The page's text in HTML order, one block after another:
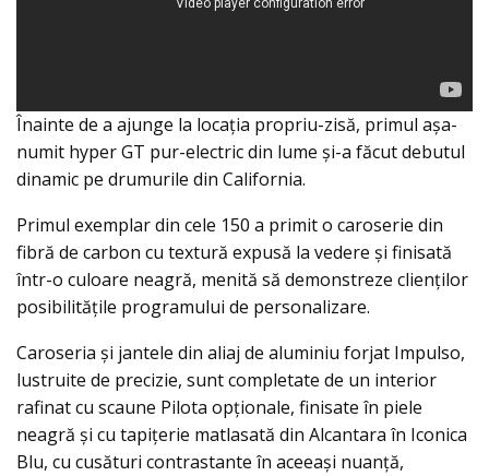
Înainte de a ajunge la locaţia propriu-zisă, primul aşa-
numit hyper GT pur-electric din lume și-a făcut debutul
dinamic pe drumurile din California.
Primul exemplar din cele 150 a primit o caroserie din
fibră de carbon cu textură expusă la vedere şi finisată
într-o culoare neagră, menită să demonstreze clienţilor
posibilităţile programului de personalizare.
Caroseria și jantele din aliaj de aluminiu forjat Impulso,
lustruite de precizie, sunt completate de un interior
rafinat cu scaune Pilota opționale, finisate în piele
neagră și cu tapiţerie matlasată din Alcantara în Iconica
Blu, cu cusături contrastante în aceeaşi nuanţă,